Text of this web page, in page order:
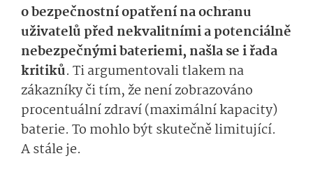
o bezpečnostní opatření na ochranu
uživatelů před nekvalitními a potenciálně
nebezpečnými bateriemi, našla se i řada
kritiků. Ti argumentovali tlakem na
zákazníky či tím, že není zobrazováno
procentuální zdraví (maximální kapacity)
baterie. To mohlo být skutečně limitující.
A stále je.